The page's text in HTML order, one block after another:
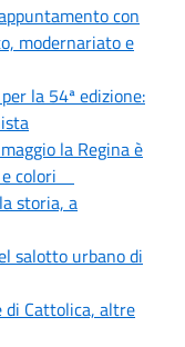
con
modernariato e
la 54ª edizione:
la Regina è
e colori
storia, a
salotto urbano di
Cattolica, altre